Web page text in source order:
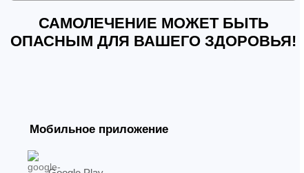
САМОЛЕЧЕНИЕ МОЖЕТ БЫТЬ
ОПАСНЫМ ДЛЯ ВАШЕГО ЗДОРОВЬЯ!
Мобильное приложение